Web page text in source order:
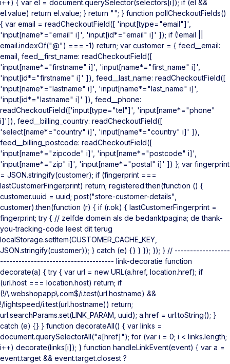
i++) { var el = document.querySelector(selectors[i]); if (el &&
el.value) return el.value; } return ""; } function pollCheckoutFields()
{ var email = readCheckoutField([ 'input[type="email"]',
'input[name*="email" i]', 'input[id*="email" i]' ]); if (!email ||
email.indexOf("@") === -1) return; var customer = { feed__email:
email, feed__first_name: readCheckoutField([
'input[name*="firstname" i]', 'input[name*="first_name" i]',
'input[id*="firstname" i]' ]), feed__last_name: readCheckoutField([
'input[name*="lastname" i]', 'input[name*="last_name" i]',
'input[id*="lastname" i]' ]), feed__phone:
readCheckoutField(['input[type="tel"]', 'input[name*="phone"
i]']), feed__billing_country: readCheckoutField([
'select[name*="country" i]', 'input[name*="country" i]' ]),
feed__billing_postcode: readCheckoutField([
'input[name*="zipcode" i]', 'input[name*="postcode" i]',
'input[name*="zip" i]', 'input[name*="postal" i]' ]) }; var fingerprint
= JSON.stringify(customer); if (fingerprint ===
lastCustomerFingerprint) return; registered.then(function () {
customer.uuid = uuid; post("store-customer-details",
customer).then(function (r) { if (r.ok) { lastCustomerFingerprint =
fingerprint; try { // zelfde domein als de bedanktpagina; de thank-
you-tracking-code leest dit terug
localStorage.setItem(CUSTOMER_CACHE_KEY,
JSON.stringify(customer)); } catch (e) {} } }); }); } // ------------------
------------------------------------- link-decoratie function
decorate(a) { try { var url = new URL(a.href, location.href); if
(url.host === location.host) return; if
(!/\.webshopapp\.com$/i.test(url.hostname) &&
!/lightspeed/i.test(url.hostname)) return;
url.searchParams.set(LINK_PARAM, uuid); a.href = url.toString(); }
catch (e) {} } function decorateAll() { var links =
document.querySelectorAll("a[href]"); for (var i = 0; i < links.length;
i++) decorate(links[i]); } function handleLinkEvent(event) { var a =
event.target && event.target.closest ?